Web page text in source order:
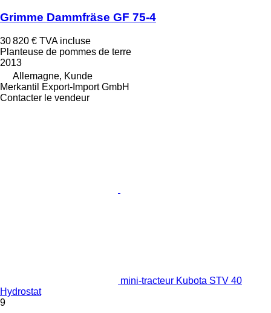
Grimme Dammfräse GF 75-4
30 820 € TVA incluse
Planteuse de pommes de terre
2013
Allemagne, Kunde
Merkantil Export-Import GmbH
Contacter le vendeur
mini-tracteur Kubota STV 40
Hydrostat
9